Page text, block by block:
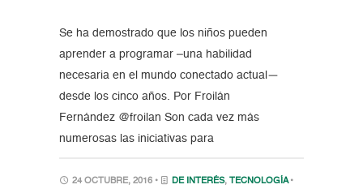
Se ha demostrado que los niños pueden
aprender a programar –una habilidad
necesaria en el mundo conectado actual—
desde los cinco años. Por Froilán
Fernández @froilan Son cada vez más
numerosas las iniciativas para
24 OCTUBRE, 2016 • DE INTERÉS, TECNOLOGÍA •